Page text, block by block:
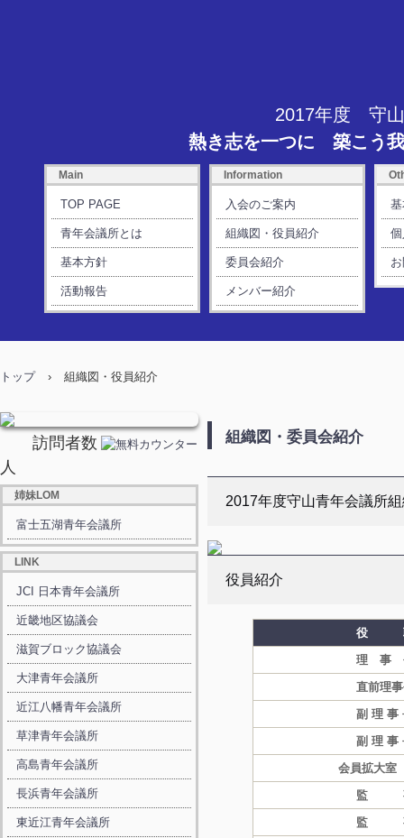
2017年度 守
熱き志を一つに 築こう
Main
TOP PAGE
青年会議所とは
基本方針
活動報告
Information
入会のご案内
組織図・役員紹介
委員会紹介
メンバー紹介
トップ › 組織図・役員紹介
組織図・委員会紹介
2017年度守山青年会議所
役員紹介
役
理 事
直前理
副 理 事
副 理 事
会員拡大
監
監
訪問者数
人
姉妹LOM
富士五湖青年会議所
LINK
JCI 日本青年会議所
近畿地区協議会
滋賀ブロック協議会
大津青年会議所
近江八幡青年会議所
草津青年会議所
高島青年会議所
長浜青年会議所
東近江青年会議所